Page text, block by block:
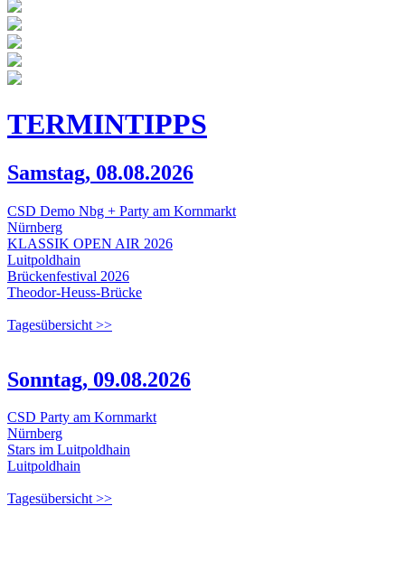
TERMINTIPPS
Samstag, 08.08.2026
CSD Demo Nbg + Party am Kornmarkt
Nürnberg
KLASSIK OPEN AIR 2026
Luitpoldhain
Brückenfestival 2026
Theodor-Heuss-Brücke
Tagesübersicht >>
Sonntag, 09.08.2026
CSD Party am Kornmarkt
Nürnberg
Stars im Luitpoldhain
Luitpoldhain
Tagesübersicht >>